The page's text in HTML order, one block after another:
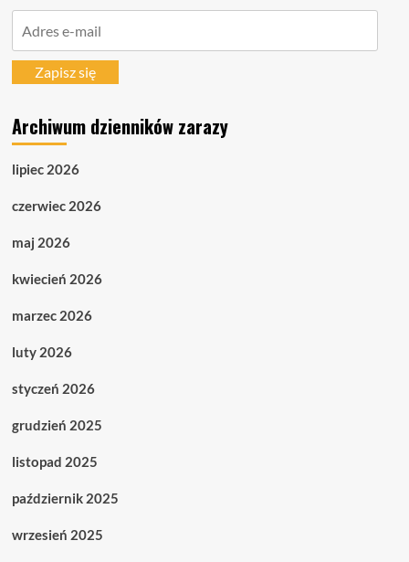
mailZapisz się
Archiwum dzienników zarazy
lipiec 2026
czerwiec 2026
maj 2026
kwiecień 2026
marzec 2026
luty 2026
styczeń 2026
grudzień 2025
listopad 2025
październik 2025
wrzesień 2025